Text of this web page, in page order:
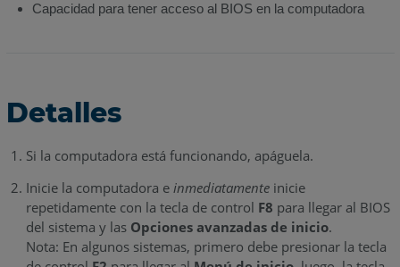
Capacidad para tener acceso al BIOS en la computadora
Detalles
Si la computadora está funcionando, apáguela.
Inicie la computadora e inmediatamente inicie
repetidamente con la tecla de control F8 para llegar al BIOS
del sistema y las Opciones avanzadas de inicio.
Nota: En algunos sistemas, primero debe presionar la tecla